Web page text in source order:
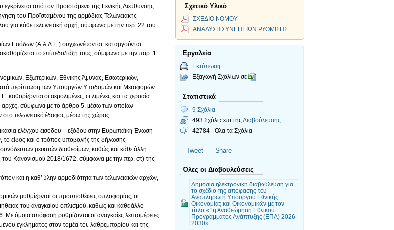
από τον Προϊστάμενο της Γενικής Διεύθυνσης
του Προϊσταμένου της αρμόδιας Τελωνειακής
για κάθε τελωνειακή αρχή, σύμφωνα με την περ. 22 του
Εσόδων (Α.Α.Δ.Ε.) συγχωνέυονται, καταργούνται,
το επίπεδο/τάξη τους, σύμφωνα με την παρ. 1
Εξωτερικών, Εθνικής Άμυνας, Εσωτερικών,
κατά περίπτωση των Υπουργών Υποδομών και Μεταφορών
καθορίζονται οι αερολιμένες, οι λιμένες και τα χερσαία
αρχές, σύμφωνα με το άρθρο 5, μέσω των οποίων
τελωνειακό έδαφος μέσω της χώρας.
ελέγχου εισόδου – εξόδου στην Ευρωπαϊκή Ένωση
είδος και ο τρόπος υποβολής της δήλωσης
ρευστών διαθεσίμων, καθώς και κάθε άλλη
του Κανονισμού 2018/1672, σύμφωνα με την περ. στ) της
και η καθ’ ύλην αρμοδιότητα των τελωνειακών αρχών,
ρυθμίζονται οι προϋποθέσεις οπλοφορίας, οι
του αναγκαίου οπλισμού, καθώς και κάθε άλλο
όμοια απόφαση ρυθμίζονται οι αναγκαίες λεπτομέρειες
εγκλήματος στον τομέα του λαθρεμπορίου και της
Σχετικό Υλικό
ΣΧΕΔΙΟ ΝΟΜΟΥ
ΑΝΑΛΥΣΗ ΣΥΝΕΠΕΙΩΝ ΡΥΘΜΙΣΗΣ
Εργαλεία
Εκτύπωση
Εξαγωγή Σχολίων σε
Στατιστικά
9 Σχόλια
493 Σχόλια επι της Διαβούλευσης
42784 - Όλα τα Σχόλια
Tweet Share
Όλες οι Διαβουλεύσεις
Δημόσια ηλεκτρονική διαβούλευση για
το σχέδιο της απόφασης του
Αναπληρωτή Υπουργού Εθνικής
Οικονομίας και Οικονομικών με τον
τίτλο «1η Αναθεώρηση Εθνικού
Προγράμματος Ανάπτυξης (ΕΠΑ) 2026-
2030»